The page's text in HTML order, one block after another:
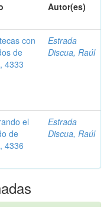
Autor(es)
con
de
4333
Estrada
Discua, Raúl
el
de
4336
Estrada
Discua, Raúl